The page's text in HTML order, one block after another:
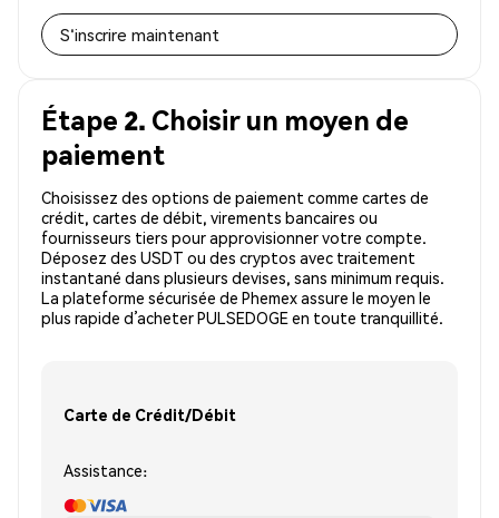
S'inscrire maintenant
Étape 2. Choisir un moyen de
paiement
Choisissez des options de paiement comme cartes de
crédit, cartes de débit, virements bancaires ou
fournisseurs tiers pour approvisionner votre compte.
Déposez des USDT ou des cryptos avec traitement
instantané dans plusieurs devises, sans minimum requis.
La plateforme sécurisée de Phemex assure le moyen le
plus rapide d’acheter PULSEDOGE en toute tranquillité.
Carte de Crédit/Débit
Assistance: